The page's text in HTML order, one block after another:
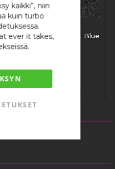
kaikki”, niin
kuin turbo
ever it takes,
Motogadget mo.unit Blue
424,98 €